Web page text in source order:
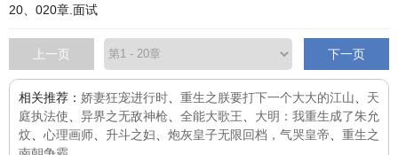
20、020章.面试
上一页 下一页
相关推荐： 娇妻狂宠进行时 重生之朕要打下一个大大的江山
天
庭执法使
异界之无敌神枪 全能大歌王
大明：我重生成了朱允
炆
心理画师 升斗之妇 炮灰皇子无限回档，气哭皇帝
重生之